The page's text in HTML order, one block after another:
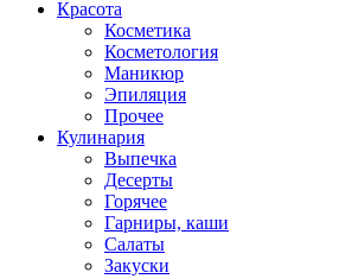
Красота
Косметика
Косметология
Маникюр
Эпиляция
Прочее
Кулинария
Выпечка
Десерты
Горячее
Гарниры, каши
Салаты
Закуски